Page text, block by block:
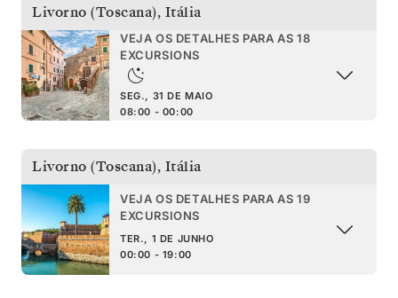
Livorno (Toscana), Itália
VEJA OS DETALHES PARA AS 18
EXCURSIONS
SEG., 31 DE MAIO
08:00 - 00:00
Livorno (Toscana), Itália
VEJA OS DETALHES PARA AS 19
EXCURSIONS
TER., 1 DE JUNHO
00:00 - 19:00